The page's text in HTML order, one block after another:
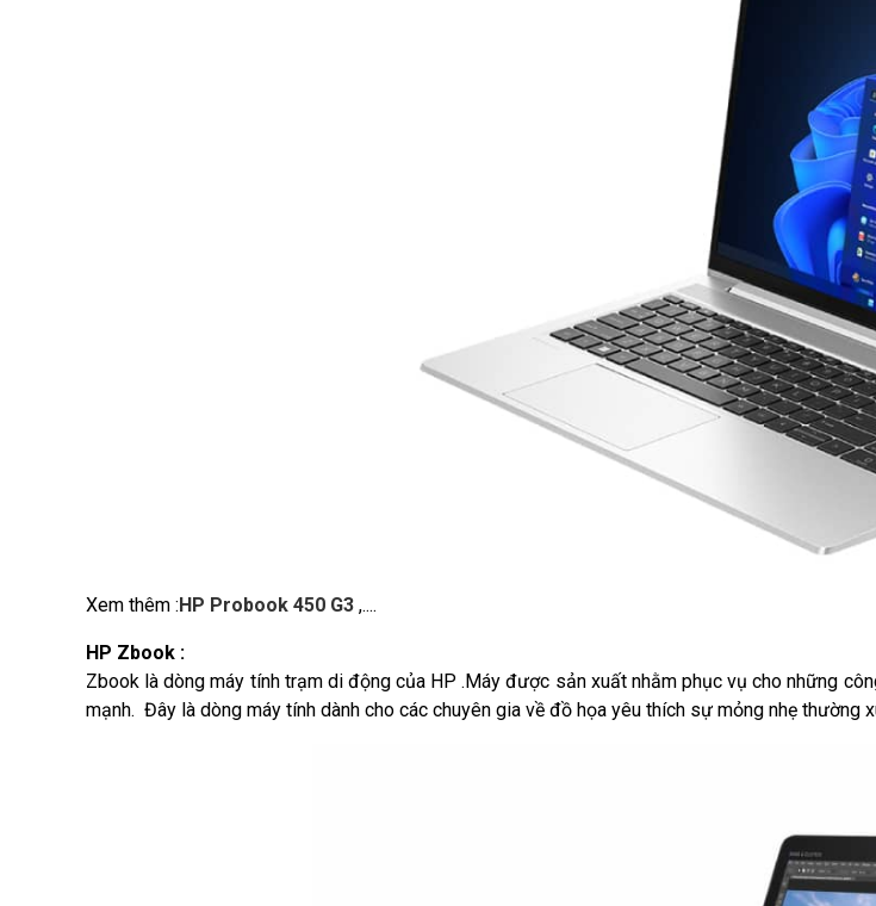
Xem thêm :HP Probook 450 G3 ,....
HP Zbook :
Zbook là dòng máy tính trạm di động của HP .Máy được sản xuất nhằm phục vụ cho những
mạnh. Đây là dòng máy tính dành cho các chuyên gia về đồ họa yêu thích sự mỏng nhẹ thường